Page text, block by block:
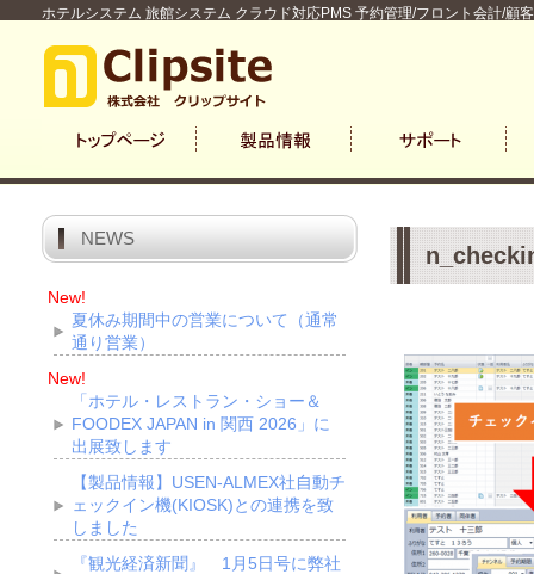
ホテルシステム 旅館システム クラウド対応PMS 予約管理/フロント会計/顧
NEWS
New!
夏休み期間中の営業について（通常
通り営業）
New!
「ホテル・レストラン・ショー＆
FOODEX JAPAN in 関西 2026」に
出展致します
【製品情報】USEN-ALMEX社自動チ
ェックイン機(KIOSK)との連携を致
しました
『観光経済新聞』 1月5日号に弊社